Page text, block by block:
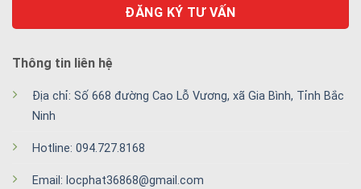
Thông tin liên hệ
Địa chỉ: Số 668 đường Cao Lỗ Vương, xã Gia Bình, Tỉnh Bắc
Ninh
Hotline: 094.727.8168
Email: locphat36868@gmail.com